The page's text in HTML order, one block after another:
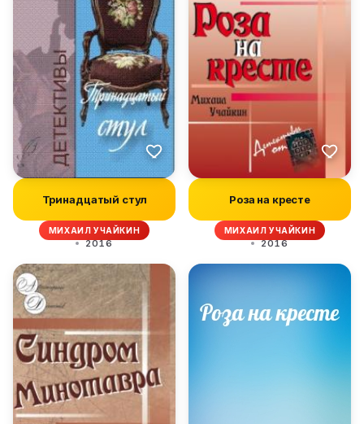
Тринадцатый стул
МИХАИЛ УЧАЙКИН
2016
Роза на кресте
МИХАИЛ УЧАЙКИН
2016